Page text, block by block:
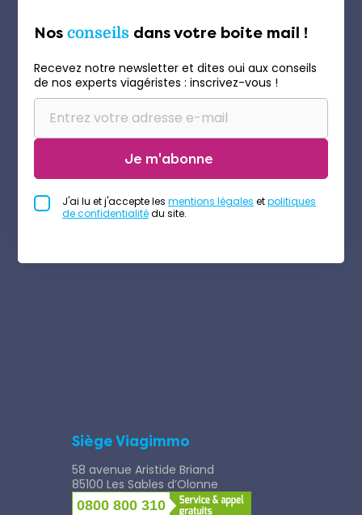
Nos conseils dans votre boite mail !
Recevez notre newsletter et dites oui aux conseils
de nos experts viagéristes : inscrivez-vous !
Je m'abonne
J'ai lu et j'accepte les mentions légales etpolitiques
de confidentialitédu site.
Siège Viagimmo
58 avenue Aristide Briand
85100 Les Sables d’Olonne
0800 800 310